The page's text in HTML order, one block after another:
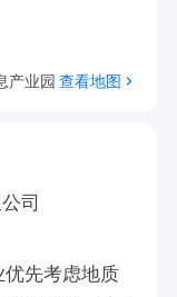
产业园 查看地图
司
优先考虑地质